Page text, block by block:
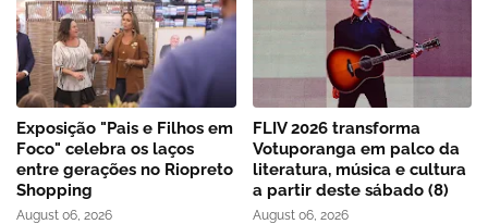
Exposição "Pais e Filhos em
Foco" celebra os laços
entre gerações no Riopreto
Shopping
August 06, 2026
FLIV 2026 transforma
Votuporanga em palco da
literatura, música e cultura
a partir deste sábado (8)
August 06, 2026